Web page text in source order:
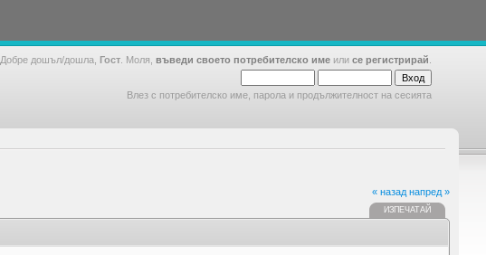
Добре дошъл/дошла, Гост . Моля, въведи своето потребителско име или се регистрирай
Влез с потребителско име, парола и продължителност на сесията
« назад напред »
ИЗПЕЧАТАЙ